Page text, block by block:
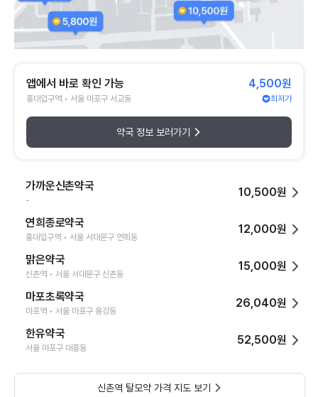
앱에서 바로 확인 가능
홍대입구역 • 서울 마포구 서교동
4,500원
최저가
약국 정보 보러가기
가까운신촌약국
-
10,500원
연희종로약국
홍대입구역 • 서울 서대문구 연희동
12,000원
맑은약국
신촌역 • 서울 서대문구 신촌동
15,000원
마포초록약국
마포역 • 서울 마포구 용강동
26,040원
한유약국
서울 마포구 대흥동
52,500원
신촌역 탈모약 가격 지도 보기